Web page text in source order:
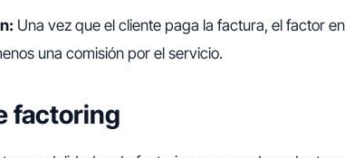
Una vez que el cliente paga la factura, el factor
una comisión por el servicio.
factoring